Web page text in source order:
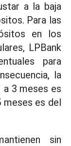
a la baja
Para las
en los
LPBank
para
la
a 3 meses es
meses es del
sin